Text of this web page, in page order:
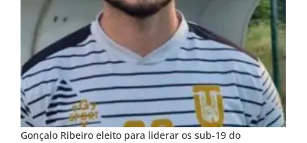
Gonçalo Ribeiro eleito para liderar os sub-19 do